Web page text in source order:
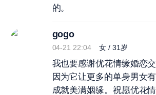
的。
gogo
04-21 22:04 女 / 31岁
我也要感谢优花情缘婚恋
因为它让更多的单身男女
成就美满姻缘。祝愿优花